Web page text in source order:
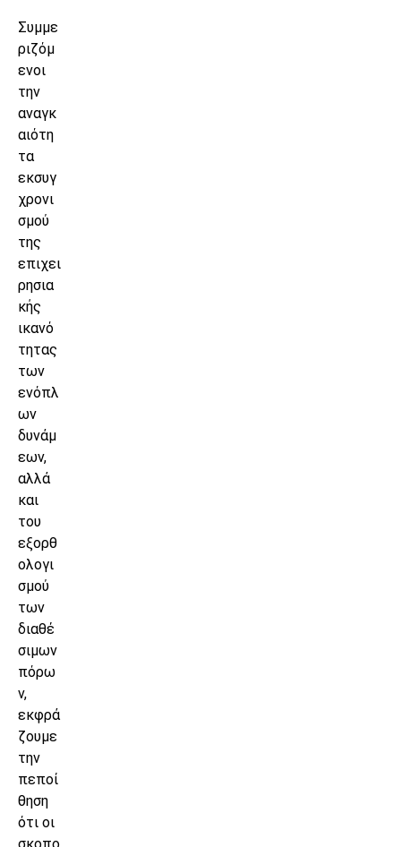
Συμμε
ριζόμ
ενοι
την
αναγκ
αιότη
τα
εκσυγ
χρονι
σμού
της
επιχει
ρησια
κής
ικανό
τητας
των
ενόπλ
ων
δυνάμ
εων,
αλλά
και
του
εξορθ
ολογι
σμού
των
διαθέ
σιμων
πόρω
ν,
εκφρά
ζουμε
την
πεποί
θηση
ότι οι